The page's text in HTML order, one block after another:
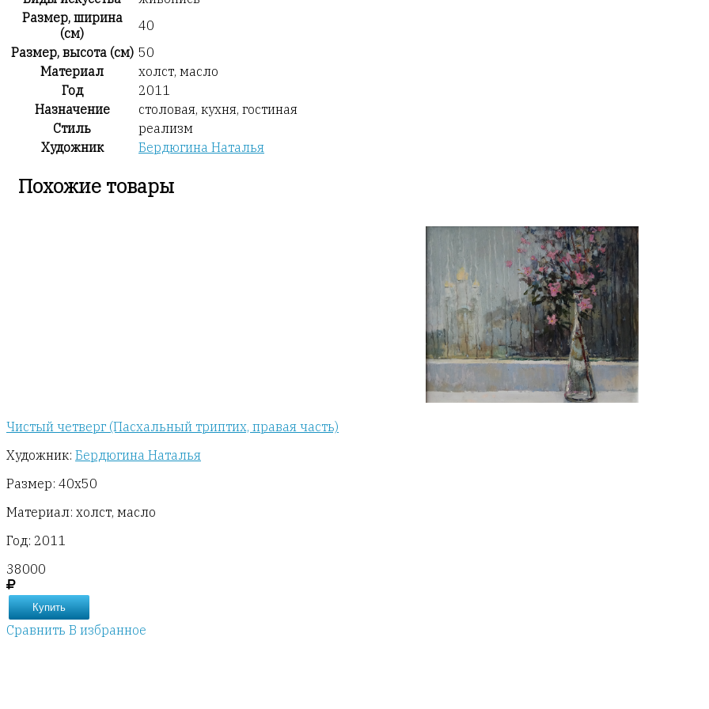
Размер, ширина
(см)
40
Размер, высота (см) 50
Материал
холст, масло
Год
2011
Назначение
столовая, кухня, гостиная
Стиль
реализм
Художник
Бердюгина Наталья
Похожие товары
Чистый четверг (Пасхальный триптих, правая часть)
Художник: Бердюгина Наталья
Размер: 40х50
Материал: холст, масло
Год: 2011
38000
Купить
Сравнить В избранное